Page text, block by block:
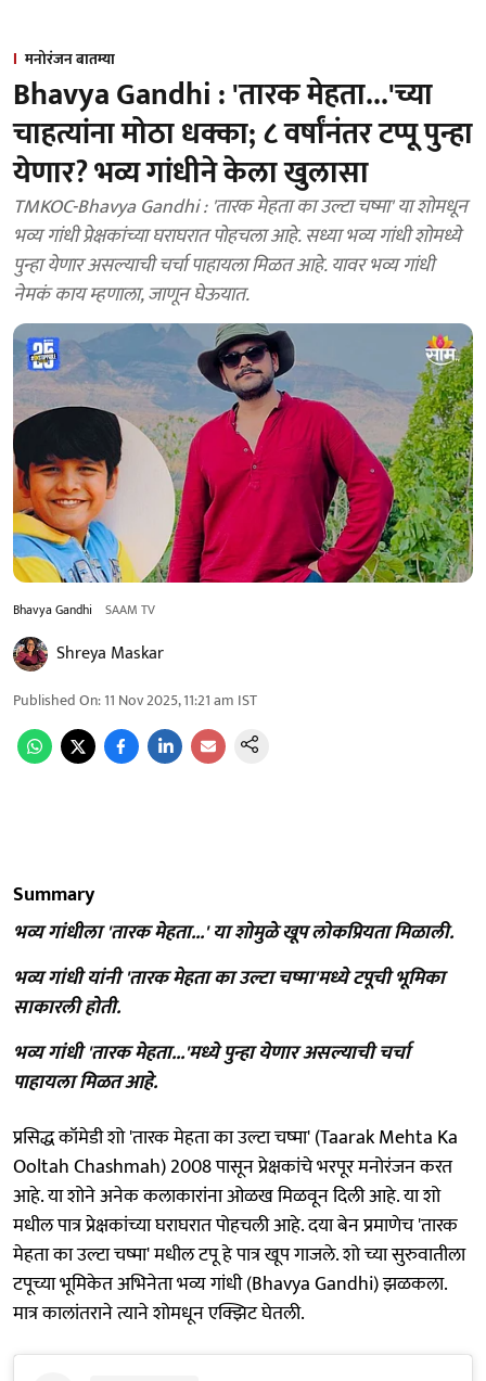
मनोरंजन बातम्या
Bhavya Gandhi : 'तारक मेहता...'च्या
चाहत्यांना मोठा धक्का; ८ वर्षांनंतर टप्पू पुन्हा
येणार? भव्य गांधीने केला खुलासा
TMKOC-Bhavya Gandhi : 'तारक मेहता का उल्टा चष्मा' या शोमधून
भव्य गांधी प्रेक्षकांच्या घराघरात पोहचला आहे. सध्या भव्य गांधी शोमध्ये
पुन्हा येणार असल्याची चर्चा पाहायला मिळत आहे. यावर भव्य गांधी
नेमकं काय म्हणाला, जाणून घेऊयात.
Bhavya Gandhi SAAM TV
Shreya Maskar
Published On:11 Nov 2025, 11:21 am IST
Summary
भव्य गांधीला 'तारक मेहता...' या शोमुळे खूप लोकप्रियता मिळाली.
भव्य गांधी यांनी 'तारक मेहता का उल्टा चष्मा'मध्ये टपूची भूमिका
साकारली होती.
भव्य गांधी 'तारक मेहता...'मध्ये पुन्हा येणार असल्याची चर्चा
पाहायला मिळत आहे.
प्रसिद्ध कॉमेडी शो 'तारक मेहता का उल्टा चष्मा' (Taarak Mehta Ka
Ooltah Chashmah) 2008 पासून प्रेक्षकांचे भरपूर मनोरंजन करत
आहे. या शोने अनेक कलाकारांना ओळख मिळवून दिली आहे. या शो
मधील पात्र प्रेक्षकांच्या घराघरात पोहचली आहे. दया बेन प्रमाणेच 'तारक
मेहता का उल्टा चष्मा' मधील टपू हे पात्र खूप गाजले. शो च्या सुरुवातीला
टपूच्या भूमिकेत अभिनेता भव्य गांधी (Bhavya Gandhi) झळकला.
मात्र कालांतराने त्याने शोमधून एक्झिट घेतली.